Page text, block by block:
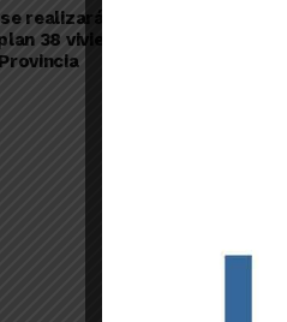
realizará el sorteo de
38 viviendas construidas